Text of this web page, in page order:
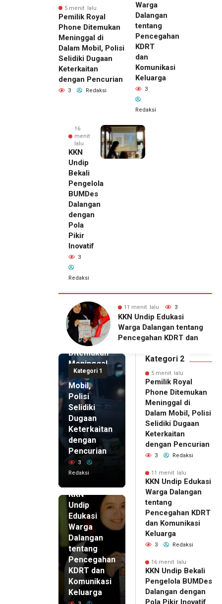
5 menit lalu
Pemilik Royal
Phone Ditemukan
Meninggal di
Dalam Mobil, Polisi
Selidiki Dugaan
Keterkaitan
dengan Pencurian
3 Redaksi
Warga
Dalangan
tentang
Pencegahan
KDRT
dan
Komunikasi
Keluarga
3
Redaksi
16
menit
lalu
KKN
Undip
Bekali
Pengelola
BUMDes
Dalangan
dengan
Pola
Pikir
Inovatif
3
Redaksi
16 menit lalu 3
KKN Undip Bekali
Pengelola BUMDes
Dalangan dengan Pola
Kategori 1
5 menit
lalu
Pemilik
Royal
Phone
Ditemukan
Meninggal
di Dalam
Mobil,
Polisi
Selidiki
Dugaan
Keterkaitan
dengan
Pencurian
3
Redaksi
KKN
Undip
Edukasi
Warga
Dalangan
tentang
Pencegahan
KDRT dan
Komunikasi
Keluarga
Kategori 2
5 menit lalu
Pemilik Royal
Phone Ditemukan
Meninggal di
Dalam Mobil, Polisi
Selidiki Dugaan
Keterkaitan
dengan Pencurian
3 Redaksi
11 menit lalu
KKN Undip Edukasi
Warga Dalangan
tentang
Pencegahan KDRT
dan Komunikasi
Keluarga
3 Redaksi
16 menit lalu
KKN Undip Bekali
Pengelola BUMDes
Dalangan dengan